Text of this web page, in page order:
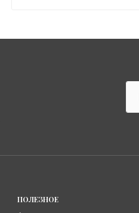
ПОЛЕЗНОЕ